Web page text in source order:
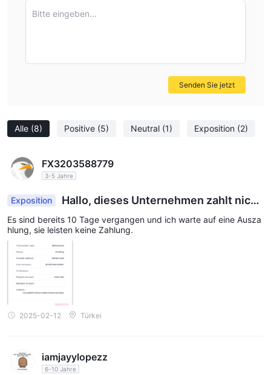
Alle (8) Positive (5) Neutral (1) Exposition (2)
FX3203588779
3-5 Jahre
Exposition
Hallo, dieses Unternehmen zahlt nich
t.
Es sind bereits 10 Tage vergangen und ich warte auf eine Ausza
hlung, sie leisten keine Zahlung.
2025-02-12 Türkei
iamjayylopezz
6-10 Jahre
Bitte eingeben...
Senden Sie jetzt